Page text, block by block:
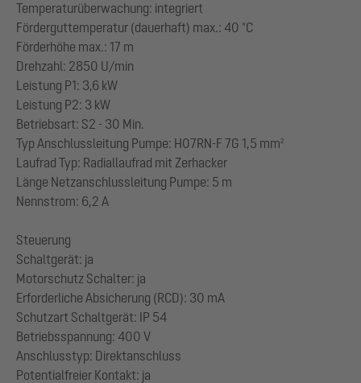
Temperaturüberwachung: integriert
Förderguttemperatur (dauerhaft) max.: 40 °C
Förderhöhe max.: 17 m
Drehzahl: 2850 U/min
Leistung P1: 3,6 kW
Leistung P2: 3 kW
Betriebsart: S2 - 30 Min.
Typ Anschlussleitung Pumpe: H07RN-F 7G 1,5 mm²
Laufrad Typ: Radiallaufrad mit Zerhacker
Länge Netzanschlussleitung Pumpe: 5 m
Nennstrom: 6,2 A
Steuerung
Schaltgerät: ja
Motorschutz Schalter: ja
Erforderliche Absicherung (RCD): 30 mA
Schutzart Schaltgerät: IP 54
Betriebsspannung: 400 V
Anschlusstyp: Direktanschluss
Potentialfreier Kontakt: ja